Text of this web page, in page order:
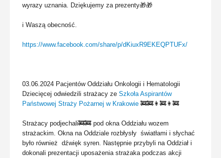
wyrazy uznania. Dziękujemy za prezenty🎁🎁
i Waszą obecność.
https://www.facebook.com/share/p/dKiuxR9EKEQPTUFx/
03.06.2024 Pacjentów Oddziału Onkologii i Hematologii
Dziecięcej odwiedzili strażacy zeSzkoła Aspirantów
Państwowej Straży Pożarnej w Krakowie 🚒🚒👩‍🚒👩‍🚒
Strażacy podjechali🚒🚒 pod okna Oddziału wozem
strażackim. Okna na Oddziale rozbłysły światłami i słychać
było również dźwięk syren. Następnie przybyli na Oddział i
dokonali prezentacji uposażenia strażaka podczas akcji